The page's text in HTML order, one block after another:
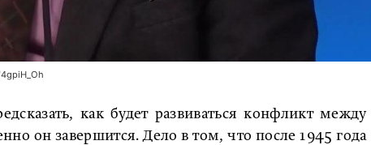
как будет развиваться конфликт между
он завершится. Дело в том, что после 1945 года